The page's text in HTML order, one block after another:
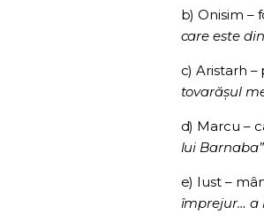
b) Onisim –
care este
c) Aristarh
tovarășul
d) Marcu –
lui Barnaba”
e) Iust –
împrejur… a